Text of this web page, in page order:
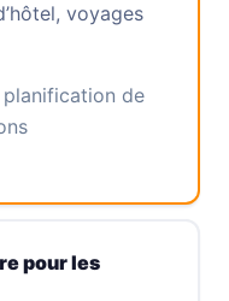
voyages
planification de
pour les